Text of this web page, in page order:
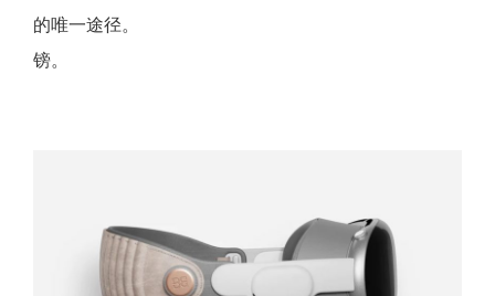
的唯一途径。
镑。